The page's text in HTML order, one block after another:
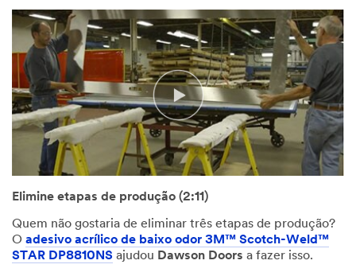
Elimine etapas de produção (2:11)
Quem não gostaria de eliminar três etapas de produção?
O adesivo acrílico de baixo odor 3M™ Scotch-Weld™
STAR DP8810NS ajudou Dawson Doors a fazer isso.